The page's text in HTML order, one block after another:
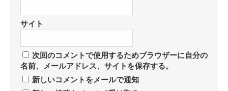
サイト
次回のコメントで使用するためブラウザーに自分の
名前、メールアドレス、サイトを保存する。
新しいコメントをメールで通知